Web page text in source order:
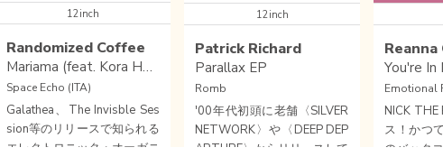
12inch
Randomized Coffee
Mariama (feat. Kora Hero)
Space Echo (ITA)
Galathea、The Invisble Ses
sion等のリリースで知られる
エレクトロニック・オーガニ
12inch
Patrick Richard
Parallax EP
Romb
'00年代初頭に老舗〈SILVER
NETWORK〉や〈DEEP DEP
ARTURE〉からリリースして
Reanna
Emotional
NICK THE
ス！かつ
のバック